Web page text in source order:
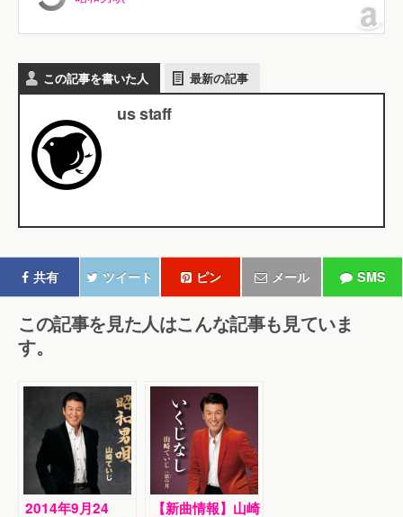
この記事を書いた人 最新の記事
us staff
共有 ツイート ピン メール SMS
この記事を見た人はこんな記事も見ていま
す。
2014年9月24
【新曲情報】山崎